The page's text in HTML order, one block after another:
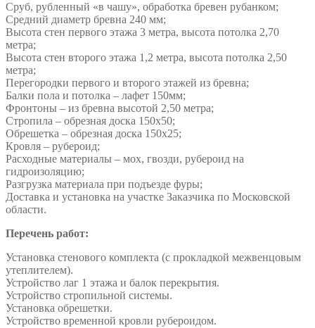
Сруб, рубленный «в чашу», обработка бревен рубанком;
Средний диаметр бревна 240 мм;
Высота стен первого этажа 3 метра, высота потолка 2,70
метра;
Высота стен второго этажа 1,2 метра, высота потолка 2,50
метра;
Перегородки первого и второго этажей из бревна;
Балки пола и потолка – лафет 150мм;
Фронтоны – из бревна высотой 2,50 метра;
Стропила – обрезная доска 150х50;
Обрешетка – обрезная доска 150х25;
Кровля – рубероид;
Расходные материалы – мох, гвозди, рубероид на
гидроизоляцию;
Разгрузка материала при подъезде фуры;
Доставка и установка на участке Заказчика по Московской
области.
Перечень работ:
Установка стенового комплекта (c прокладкой межвенцовым
утеплителем).
Устройство лаг 1 этажа и балок перекрытия.
Устройство стропильной системы.
Установка обрешетки.
Устройство временной кровли рубероидом.